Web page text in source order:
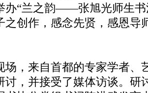
办“兰之韵——张旭光师生书
之创作，感念先贤，感恩导
，来自首都的专家学者、
讨，并接受了媒体访谈。研